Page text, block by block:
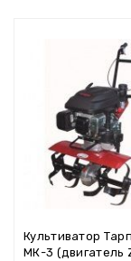
Культиватор
МК-3 (двигатель